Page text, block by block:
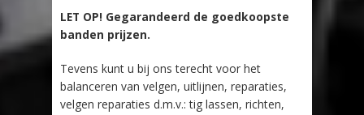
LET OP! Gegarandeerd de goedkoopste
banden prijzen.
Tevens kunt u bij ons terecht voor het
balanceren van velgen, uitlijnen, reparaties,
velgen reparaties d.m.v.: tig lassen, richten,